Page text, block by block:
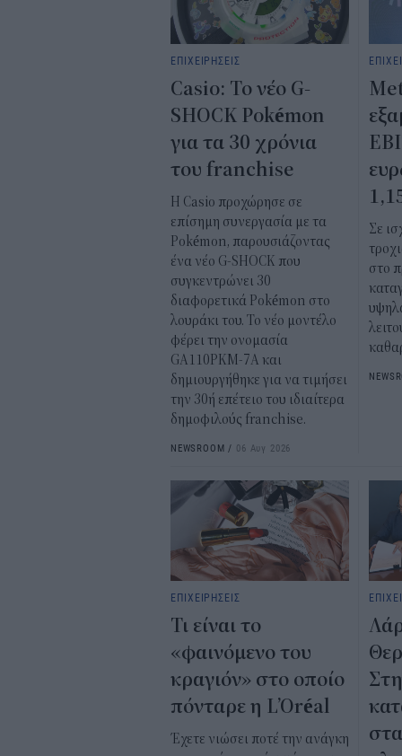
ΕΠΙΧΕΙΡΗΣΕΙΣ
Casio: Το νέο G-
SHOCK Pokémon
για τα 30 χρόνια
του franchise
Η Casio προχώρησε σε
επίσημη συνεργασία με τα
Pokémon, παρουσιάζοντας
ένα νέο G-SHOCK που
συγκεντρώνει 30
διαφορετικά Pokémon στο
λουράκι του. Το νέο μοντέλο
φέρει την ονομασία
GA110PKM-7A και
δημιουργήθηκε για να τιμήσει
την 30ή επέτειο του ιδιαίτερα
δημοφιλούς franchise.
NEWSROOM / 06 Αυγ 2026
Σε
στο
ΕΠΙΧΕΙΡΗΣΕΙΣ
Τι είναι το
«φαινόμενο του
κραγιόν» στο οποίο
πόνταρε η L’Oréal
Έχετε νιώσει ποτέ την ανάγκη